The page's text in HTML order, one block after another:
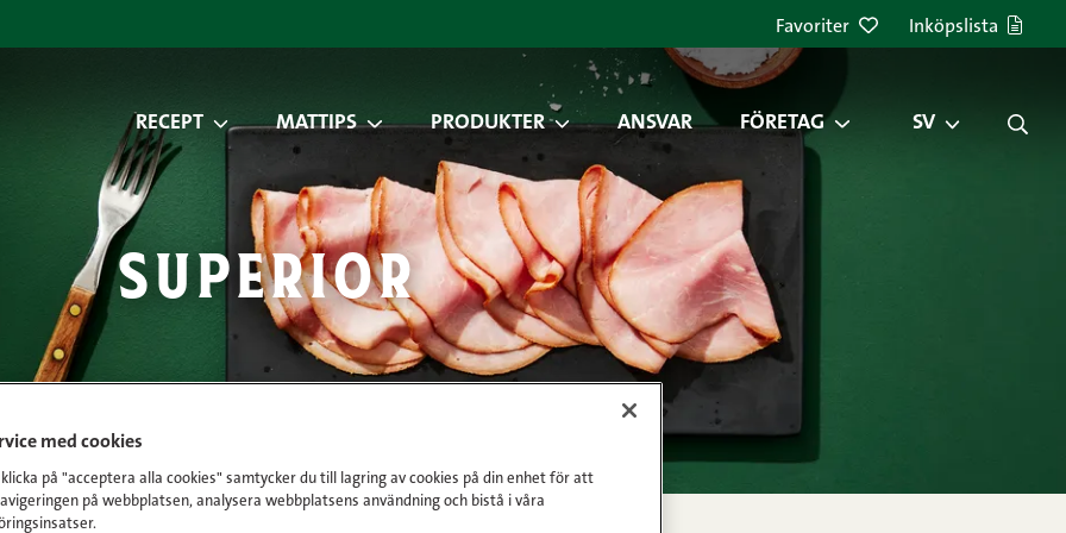
Favoriter Inköpslista
RECEPT MATTIPS PRODUKTER ANSVAR FÖRETAG SV
superior
med cookies
på "acceptera alla cookies" samtycker du till lagring av cookies på din enhet för att
på webbplatsen, analysera webbplatsens användning och bistå i våra